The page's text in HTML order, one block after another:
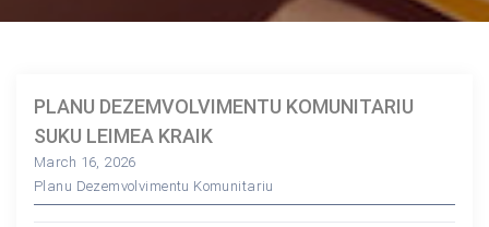
PLANU DEZEMVOLVIMENTU KOMUNITARIU
SUKU LEIMEA KRAIK
March 16, 2026
Planu Dezemvolvimentu Komunitariu